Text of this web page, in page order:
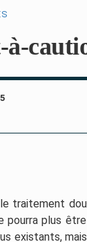
traitement
pourra plus
existants,